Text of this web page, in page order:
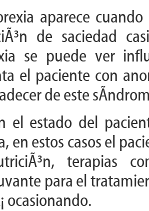
aparece
Ã³n de saciedad
se puede ver
el paciente con
de este sÃ­
el estado del
en estos casos el
Ã³n, terapias
para el
ocasionando.